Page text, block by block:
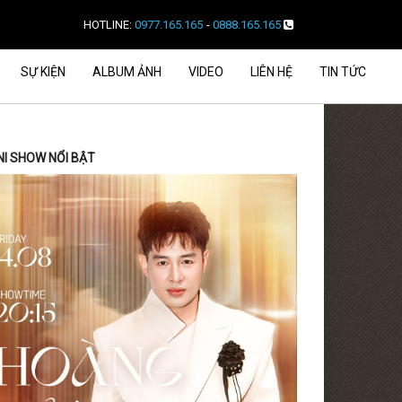
HOTLINE: 0977.165.165 - 0888.165.165
SỰ KIỆN ALBUM ẢNH VIDEO LIÊN HỆ TIN TỨC
SHOW NỔI BẬT